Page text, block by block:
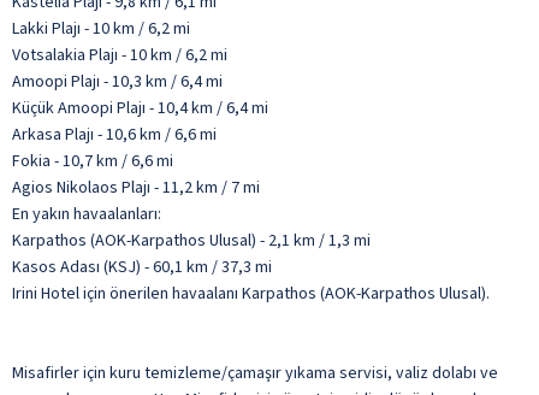
Lakki Plajı - 10 km / 6,2 mi
Votsalakia Plajı - 10 km / 6,2 mi
Amoopi Plajı - 10,3 km / 6,4 mi
Küçük Amoopi Plajı - 10,4 km / 6,4 mi
Arkasa Plajı - 10,6 km / 6,6 mi
Fokia - 10,7 km / 6,6 mi
Agios Nikolaos Plajı - 11,2 km / 7 mi
En yakın havaalanları:
Karpathos (AOK-Karpathos Ulusal) - 2,1 km / 1,3 mi
Kasos Adası (KSJ) - 60,1 km / 37,3 mi
Irini Hotel için önerilen havaalanı Karpathos (AOK-Karpathos Ulusal).
Misafirler için kuru temizleme/çamaşır yıkama servisi, valiz dolabı ve